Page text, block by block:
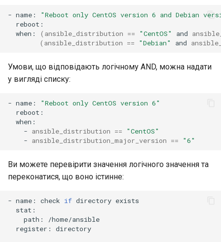
- name:
"Reboot only CentOS version 6 and Debian
when:
( ansible_distribution == "CentOS" and
( ansible_distribution == "Debian" and
Умови, що відповідають логічному AND, можна надати
у вигляді списку:
- name:
"Reboot only CentOS version 6"
- ansible_distribution ==
"CentOS"
- ansible_distribution_major_version == "6"
Ви можете перевірити значення логічного значення та
переконатися, що воно істинне:
- name: check if directory
path:
register:
directory